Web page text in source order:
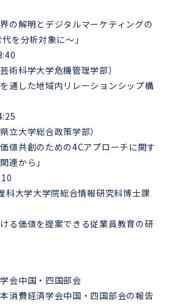
解明とデジタルマーケティングの
を分析対象に～」
科学大学危機管理学部）
した地域内リレーションシップ構
大学総合政策学部）
共創のための4Cアプローチに関す
連から」
学大学院総合情報研究科博士課
価値を提案できる従業員教育の研
会中国・四国部会
消費経済学会中国・四国部会の報告